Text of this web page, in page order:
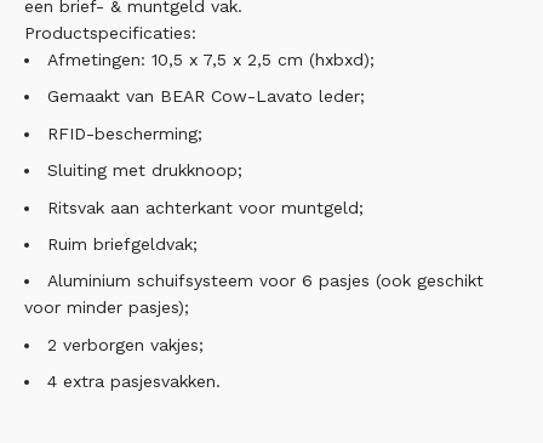
een brief- & muntgeld vak.
Productspecificaties:
Afmetingen: 10,5 x 7,5 x 2,5 cm (hxbxd);
Gemaakt van BEAR Cow-Lavato leder;
RFID-bescherming;
Sluiting met drukknoop;
Ritsvak aan achterkant voor muntgeld;
Ruim briefgeldvak;
Aluminium schuifsysteem voor 6 pasjes (ook geschikt
voor minder pasjes);
2 verborgen vakjes;
4 extra pasjesvakken.